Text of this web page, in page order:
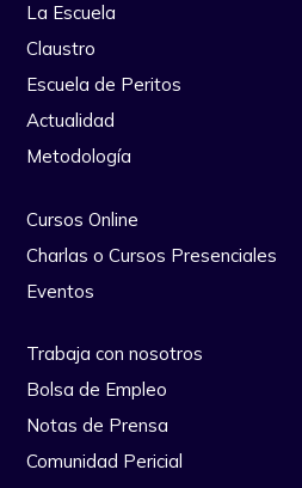
La Escuela
Claustro
Escuela de Peritos
Actualidad
Metodología
Cursos Online
Charlas o Cursos Presenciales
Eventos
Trabaja con nosotros
Bolsa de Empleo
Notas de Prensa
Comunidad Pericial